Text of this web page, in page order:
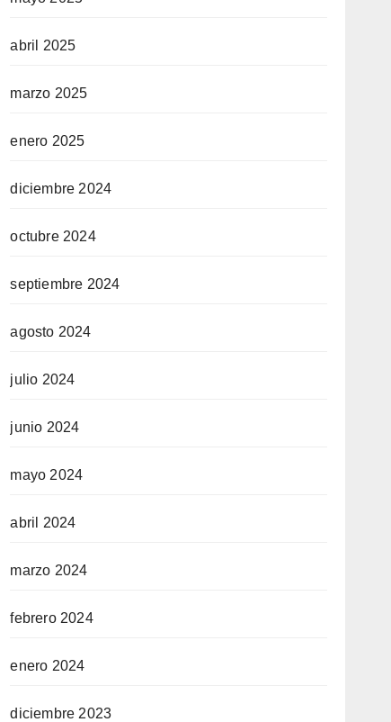
abril 2025
marzo 2025
enero 2025
diciembre 2024
octubre 2024
septiembre 2024
agosto 2024
julio 2024
junio 2024
mayo 2024
abril 2024
marzo 2024
febrero 2024
enero 2024
diciembre 2023